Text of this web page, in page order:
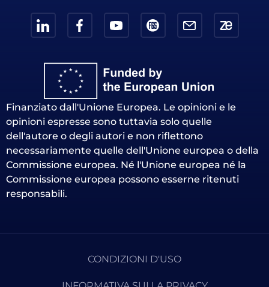
Finanziato dall'Unione Europea. Le opinioni e le
opinioni espresse sono tuttavia solo quelle
dell'autore o degli autori e non riflettono
necessariamente quelle dell'Unione europea o della
Commissione europea. Né l'Unione europea né la
Commissione europea possono esserne ritenuti
responsabili.
CONDIZIONI D'USO